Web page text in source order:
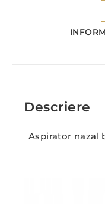
Descriere
Aspirator nazal